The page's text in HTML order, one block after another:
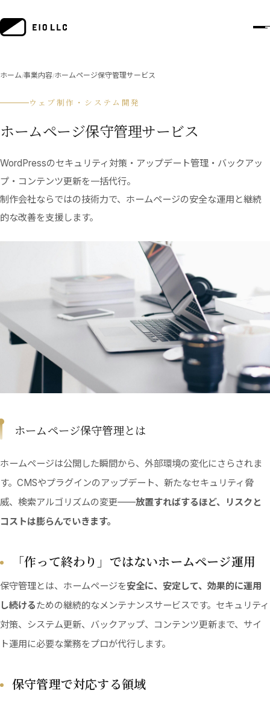
ホーム/事業内容/ホームページ保守管理サービス
ウェブ制作・システム開発
ホームページ保守管理サービス
WordPressのセキュリティ対策・アップデート管理・バックアッ
プ・コンテンツ更新を一括代行。
制作会社ならではの技術力で、ホームページの安全な運用と継続
的な改善を支援します。
ホームページ保守管理とは
ホームページは公開した瞬間から、外部環境の変化にさらされま
す。CMSやプラグインのアップデート、新たなセキュリティ脅
威、検索アルゴリズムの変更——放置すればするほど、リスクと
コストは膨らんでいきます。
「作って終わり」ではないホームページ運用
保守管理とは、ホームページを安全に、安定して、効果的に運用
し続けるための継続的なメンテナンスサービスです。セキュリティ
対策、システム更新、バックアップ、コンテンツ更新まで、サイ
ト運用に必要な業務をプロが代行します。
保守管理で対応する領域